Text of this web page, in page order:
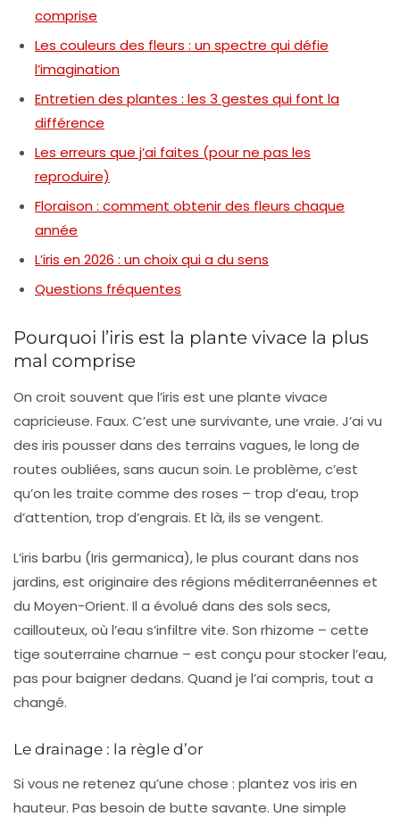
comprise
Les couleurs des fleurs : un spectre qui défie
l’imagination
Entretien des plantes : les 3 gestes qui font la
différence
Les erreurs que j’ai faites (pour ne pas les
reproduire)
Floraison : comment obtenir des fleurs chaque
année
L’iris en 2026 : un choix qui a du sens
Questions fréquentes
Pourquoi l’iris est la plante vivace la plus
mal comprise
On croit souvent que l’iris est une plante vivace
capricieuse. Faux. C’est une survivante, une vraie. J’ai vu
des iris pousser dans des terrains vagues, le long de
routes oubliées, sans aucun soin. Le problème, c’est
qu’on les traite comme des roses – trop d’eau, trop
d’attention, trop d’engrais. Et là, ils se vengent.
L’iris barbu (Iris germanica), le plus courant dans nos
jardins, est originaire des régions méditerranéennes et
du Moyen-Orient. Il a évolué dans des sols secs,
caillouteux, où l’eau s’infiltre vite. Son rhizome – cette
tige souterraine charnue – est conçu pour stocker l’eau,
pas pour baigner dedans. Quand je l’ai compris, tout a
changé.
Le drainage : la règle d’or
Si vous ne retenez qu’une chose : plantez vos iris en
hauteur. Pas besoin de butte savante. Une simple